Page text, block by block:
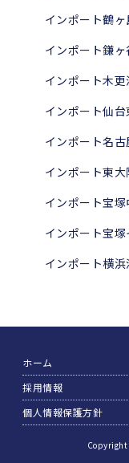
インポート鶴
インポート鎌ヶ
インポート木
インポート仙
インポート名
インポート東大
インポート宝
インポート宝
インポート横
ホーム
採用情報
個人情報保護方針